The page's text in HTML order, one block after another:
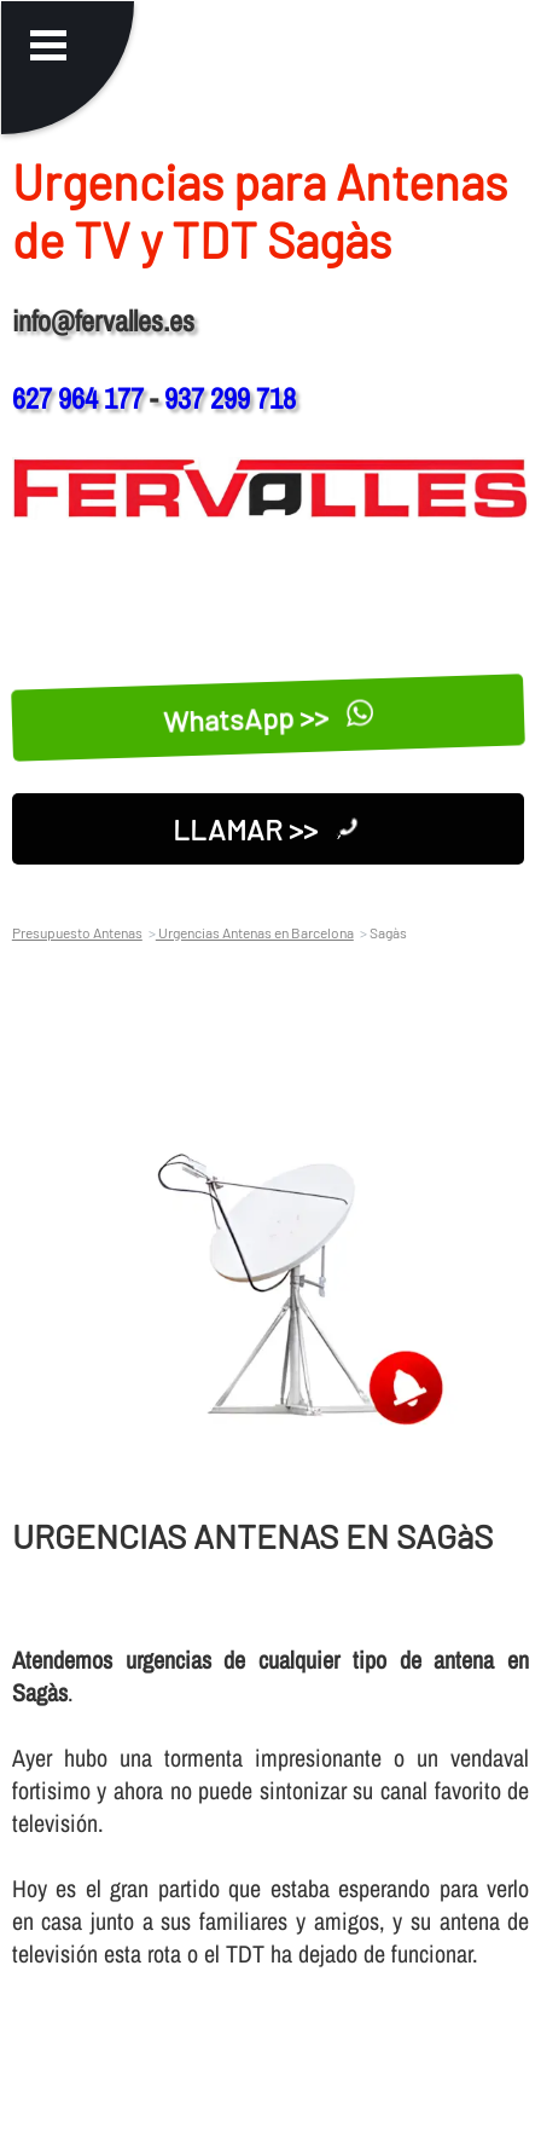
Urgencias para Antenas
de TV y TDT Sagàs
info@fervalles.es
627 964 177-937 299 718
WhatsApp >>
LLAMAR >>
Presupuesto Antenas Urgencias Antenas en Barcelona Sagàs
URGENCIAS ANTENAS EN SAGàS
Atendemos urgencias de cualquier tipo de antena en
Sagàs.
Ayer hubo una tormenta impresionante o un vendaval
fortisimo y ahora no puede sintonizar su canal favorito de
televisión.
Hoy es el gran partido que estaba esperando para verlo
en casa junto a sus familiares y amigos, y su antena de
televisión esta rota o el TDT ha dejado de funcionar.